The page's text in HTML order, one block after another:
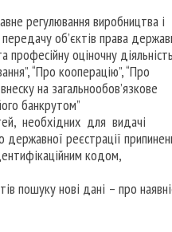
регулювання виробництва і
об’єктів права
професійну оціночну
“Про кооперацію”, “Про
на загальнообов’язкове
банкрутом”
необхідних для видачі
реєстрації
кодом,
пошуку нові дані – про